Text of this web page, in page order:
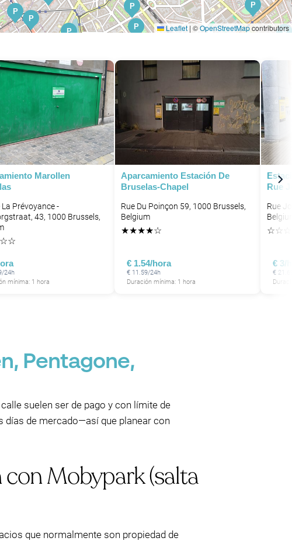
P
P
P
P
P
P
P
Leaflet | ©OpenStreetMapcontributors
Marollen
La Prévoyance -
43, 1000 Brussels,
☆☆
24h
mínima: 1 hora
Aparcamiento Estación De
Bruselas-Chapel
Rue Du Poinçon 59, 1000 Brussels,
Belgium
★★★★☆
€ 1.54/hora
€ 11.59/24h
Duración mínima: 1 hora
Rue
Rue
☆☆
€ 3/
€
Pentagone,
suelen ser de pago y con límite de
días de mercado—así que planear con
Mobypark (salta
que normalmente son propiedad de